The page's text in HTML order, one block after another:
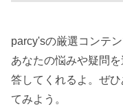
parcy'sの厳選コンテ
あなたの悩みや疑問
答してくれるよ。ぜ
てみよう。